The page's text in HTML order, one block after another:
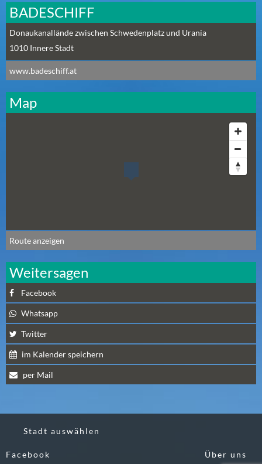
S
T
(
1
7
)
S
(
0
)
BADESCHIFF
Donaukanallände zwischen Schwedenplatz und Urania
1010 Innere Stadt
www.badeschiff.at
Map
Route anzeigen
Weitersagen
Facebook
Whatsapp
Twitter
im Kalender speichern
per Mail
Stadt auswählen
Facebook Über uns